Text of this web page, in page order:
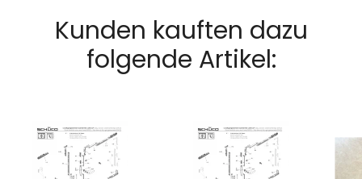
Kunden kauften dazu
folgende Artikel: